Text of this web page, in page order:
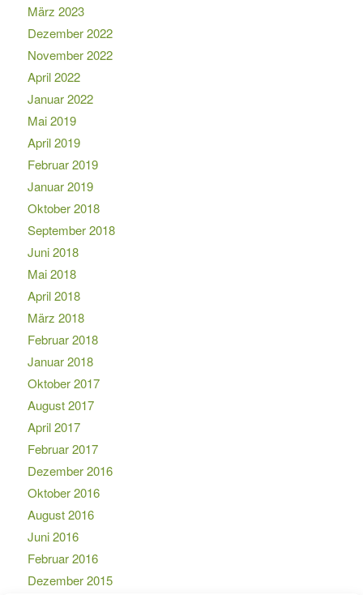
März 2023
Dezember 2022
November 2022
April 2022
Januar 2022
Mai 2019
April 2019
Februar 2019
Januar 2019
Oktober 2018
September 2018
Juni 2018
Mai 2018
April 2018
März 2018
Februar 2018
Januar 2018
Oktober 2017
August 2017
April 2017
Februar 2017
Dezember 2016
Oktober 2016
August 2016
Juni 2016
Februar 2016
Dezember 2015